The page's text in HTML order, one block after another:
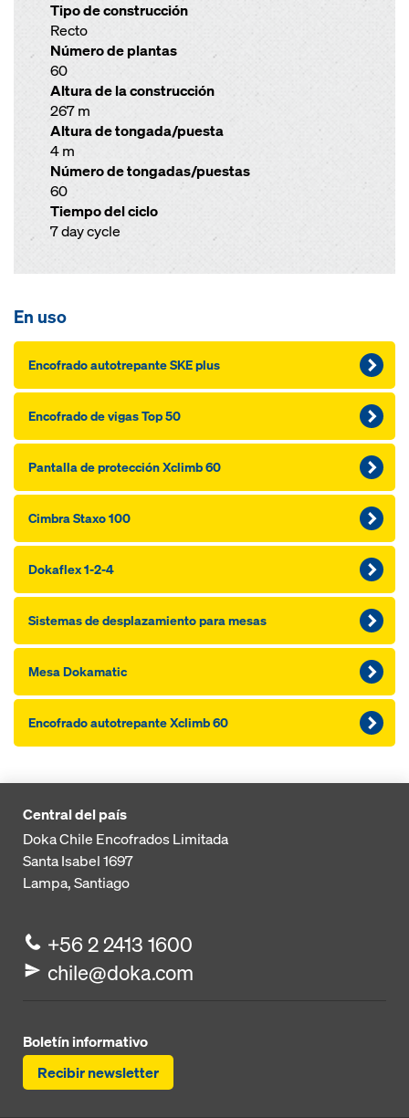
Tipo de construcción
Recto
Número de plantas
60
Altura de la construcción
267 m
Altura de tongada/puesta
4 m
Número de tongadas/puestas
60
Tiempo del ciclo
7 day cycle
En uso
Encofrado autotrepante SKE plus
Encofrado de vigas Top 50
Pantalla de protección Xclimb 60
Cimbra Staxo 100
Dokaflex 1-2-4
Sistemas de desplazamiento para mesas
Mesa Dokamatic
Encofrado autotrepante Xclimb 60
Central del país
Doka Chile Encofrados Limitada
Santa Isabel 1697
Lampa, Santiago
+56 2 2413 1600
chile@doka.com
Boletín informativo
Recibir newsletter